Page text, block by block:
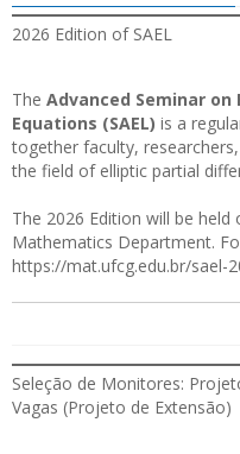
2026 Edition of SAEL
The Advanced Seminar
Equations (SAEL) is a
together faculty,
the field of elliptic partial
The 2026 Edition will be held
Mathematics Department.
https://mat.ufcg.edu.br/sael-
Seleção de Monitores:
Vagas (Projeto de Extensão)